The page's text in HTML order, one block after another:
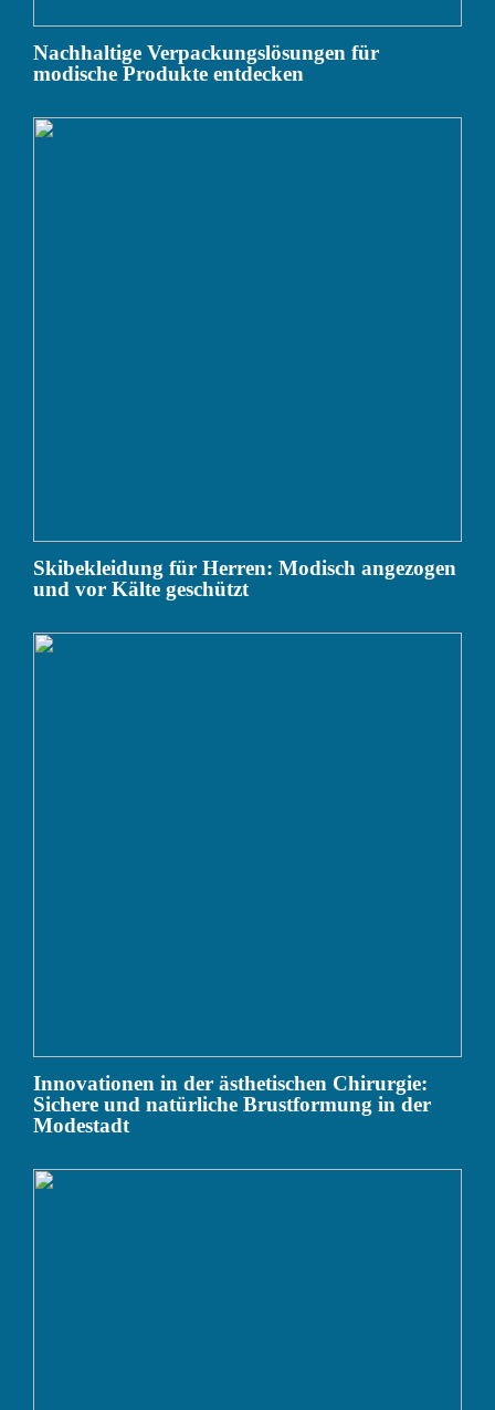
Nachhaltige Verpackungslösungen für
modische Produkte entdecken
Skibekleidung für Herren: Modisch angezogen
und vor Kälte geschützt
Innovationen in der ästhetischen Chirurgie:
Sichere und natürliche Brustformung in der
Modestadt